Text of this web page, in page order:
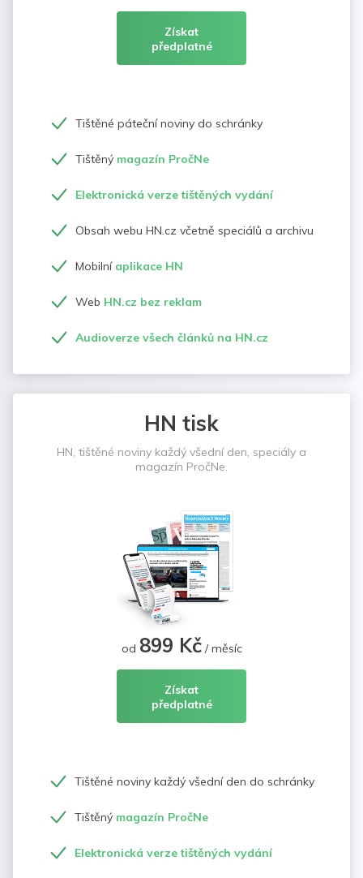
Získat
předplatné
Tištěné páteční noviny do schránky
Tištěný magazín PročNe
Elektronická verze tištěných vydání
Obsah webu HN.cz včetně speciálů a archivu
Mobilní aplikace HN
Web HN.cz bez reklam
Audioverze všech článků na HN.cz
HN tisk
HN, tištěné noviny každý všední den, speciály a
magazín PročNe.
od 899 Kč/ měsíc
Získat
předplatné
Tištěné noviny každý všední den do schránky
Tištěný magazín PročNe
Elektronická verze tištěných vydání